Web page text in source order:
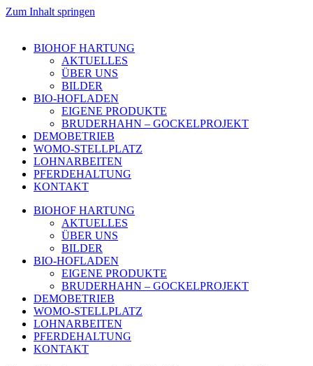
Zum Inhalt springen
BIOHOF HARTUNG
AKTUELLES
ÜBER UNS
BILDER
BIO-HOFLADEN
EIGENE PRODUKTE
BRUDERHAHN – GOCKELPROJEKT
DEMOBETRIEB
WOMO-STELLPLATZ
LOHNARBEITEN
PFERDEHALTUNG
KONTAKT
BIOHOF HARTUNG
AKTUELLES
ÜBER UNS
BILDER
BIO-HOFLADEN
EIGENE PRODUKTE
BRUDERHAHN – GOCKELPROJEKT
DEMOBETRIEB
WOMO-STELLPLATZ
LOHNARBEITEN
PFERDEHALTUNG
KONTAKT